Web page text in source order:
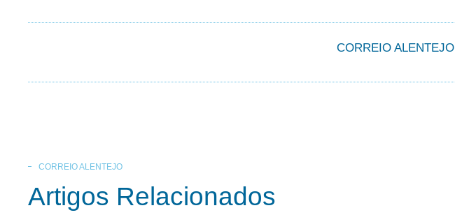
CORREIO ALENTEJO
CORREIO ALENTEJO
Artigos Relacionados